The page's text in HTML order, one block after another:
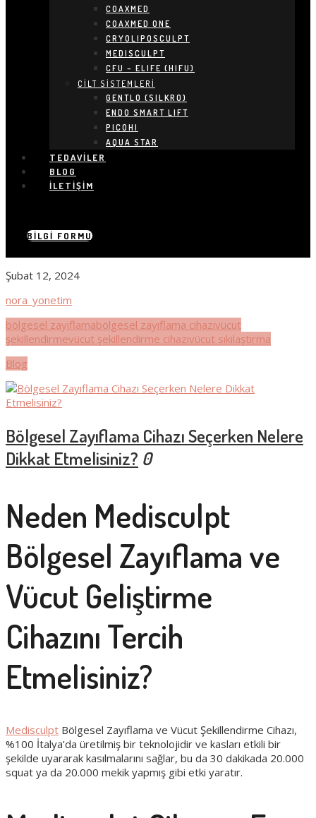
COAXMED
COAXMED ONE
CRYOLIPOSCULPT
MEDISCULPT
CFU – ELIFE (HIFU)
CİLT SİSTEMLERİ
GENTLO (SILKRO)
ENDO SMART LIFT
PICOHI
AQUA STAR
TEDAVILER
BLOG
İLETIŞIM
BILGI FORMU
Şubat 12, 2024
nora_yonetim
bölgesel zayıflamabölgesel zayıflama cihazıvücut
şekillendirmevücut şekillendirme cihazıvücut sıkılaştırma
Blog
Bölgesel Zayıflama Cihazı Seçerken Nelere
Dikkat Etmelisiniz? 0
Neden Medisculpt
Bölgesel Zayıflama ve
Vücut Geliştirme
Cihazını Tercih
Etmelisiniz?
Medisculpt Bölgesel Zayıflama ve Vücut Şekillendirme Cihazı,
%100 İtalya’da üretilmiş bir teknolojidir ve kasları etkili bir
şekilde uyararak kasılmalarını sağlar, bu da 30 dakikada 20.000
squat ya da 20.000 mekik yapmış gibi etki yaratır.